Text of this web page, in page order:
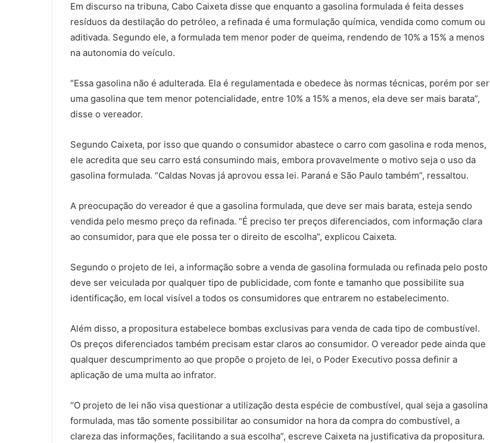
Em discurso na tribuna, Cabo Caixeta disse que enquanto a gasolina formulada é feita desses
resíduos da destilação do petróleo, a refinada é uma formulação química, vendida como comum ou
aditivada. Segundo ele, a formulada tem menor poder de queima, rendendo de 10% a 15% a menos
na autonomia do veículo.
“Essa gasolina não é adulterada. Ela é regulamentada e obedece às normas técnicas, porém por ser
uma gasolina que tem menor potencialidade, entre 10% a 15% a menos, ela deve ser mais barata”,
disse o vereador.
Segundo Caixeta, por isso que quando o consumidor abastece o carro com gasolina e roda menos,
ele acredita que seu carro está consumindo mais, embora provavelmente o motivo seja o uso da
gasolina formulada. “Caldas Novas já aprovou essa lei. Paraná e São Paulo também”, ressaltou.
A preocupação do vereador é que a gasolina formulada, que deve ser mais barata, esteja sendo
vendida pelo mesmo preço da refinada. “É preciso ter preços diferenciados, com informação clara
ao consumidor, para que ele possa ter o direito de escolha”, explicou Caixeta.
Segundo o projeto de lei, a informação sobre a venda de gasolina formulada ou refinada pelo posto
deve ser veiculada por qualquer tipo de publicidade, com fonte e tamanho que possibilite sua
identificação, em local visível a todos os consumidores que entrarem no estabelecimento.
Além disso, a propositura estabelece bombas exclusivas para venda de cada tipo de combustível.
Os preços diferenciados também precisam estar claros ao consumidor. O vereador pede ainda que
qualquer descumprimento ao que propõe o projeto de lei, o Poder Executivo possa definir a
aplicação de uma multa ao infrator.
“O projeto de lei não visa questionar a utilização desta espécie de combustível, qual seja a gasolina
formulada, mas tão somente possibilitar ao consumidor na hora da compra do combustível, a
clareza das informações, facilitando a sua escolha”, escreve Caixeta na justificativa da propositura.